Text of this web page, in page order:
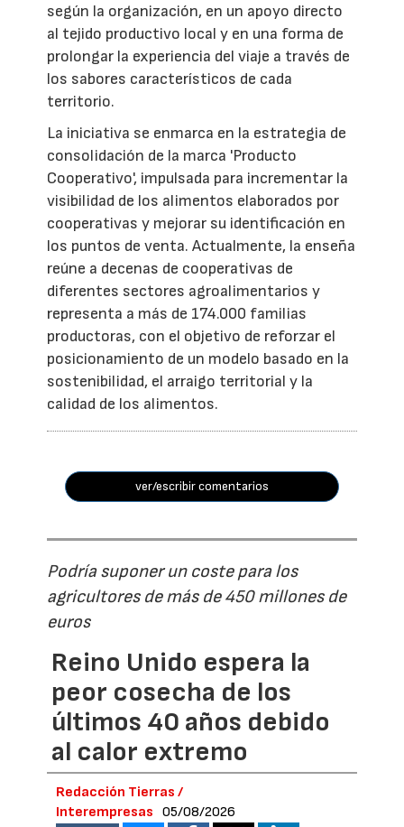
según la organización, en un apoyo directo
al tejido productivo local y en una forma de
prolongar la experiencia del viaje a través de
los sabores característicos de cada
territorio.
La iniciativa se enmarca en la estrategia de
consolidación de la marca 'Producto
Cooperativo', impulsada para incrementar la
visibilidad de los alimentos elaborados por
cooperativas y mejorar su identificación en
los puntos de venta. Actualmente, la enseña
reúne a decenas de cooperativas de
diferentes sectores agroalimentarios y
representa a más de 174.000 familias
productoras, con el objetivo de reforzar el
posicionamiento de un modelo basado en la
sostenibilidad, el arraigo territorial y la
calidad de los alimentos.
ver/escribir comentarios
Podría suponer un coste para los
agricultores de más de 450 millones de
euros
Reino Unido espera la
peor cosecha de los
últimos 40 años debido
al calor extremo
Redacción Tierras /
Interempresas
05/08/2026